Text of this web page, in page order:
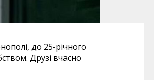
до 25-річного
Друзі вчасно